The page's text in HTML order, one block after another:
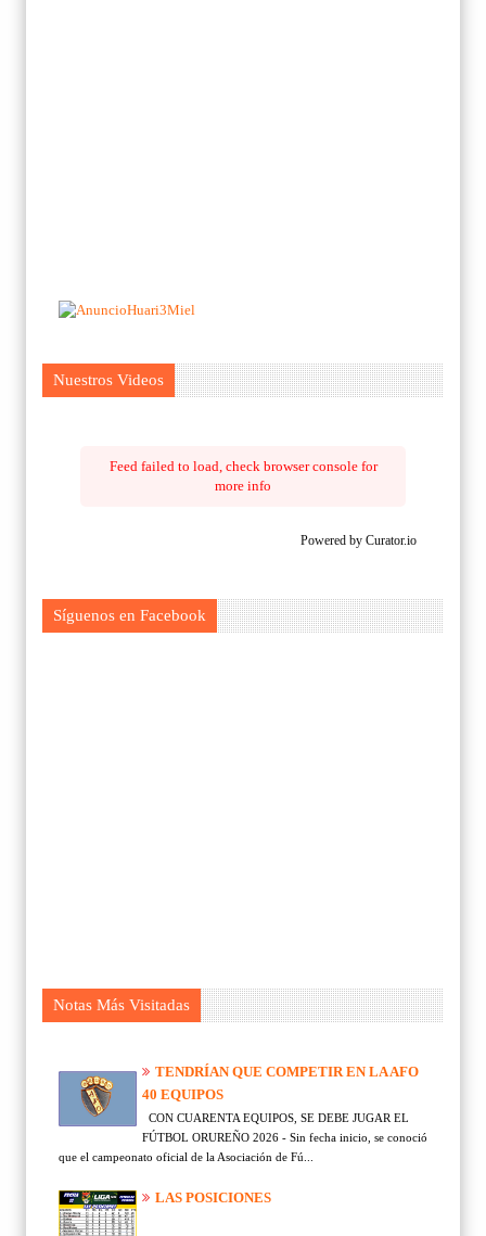
Nuestros Videos
Feed failed to load, check browser console for
more info
Powered by Curator.io
Síguenos en Facebook
Notas Más Visitadas
TENDRÍAN QUE COMPETIR EN LA AFO
40 EQUIPOS
CON CUARENTA EQUIPOS, SE DEBE JUGAR EL
FÚTBOL ORUREÑO 2026 - Sin fecha inicio, se conoció
que el campeonato oficial de la Asociación de Fú...
LAS POSICIONES